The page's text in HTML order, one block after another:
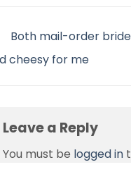
Both mail-order
cheesy for me
Leave a Reply
You must be logged in